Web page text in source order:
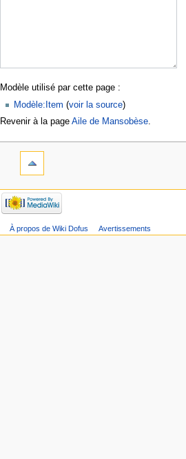
Modèle utilisé par cette page :
Modèle:Item (voir la source)
Revenir à la page Aile de Mansobèse.
À propos de Wiki Dofus Avertissements